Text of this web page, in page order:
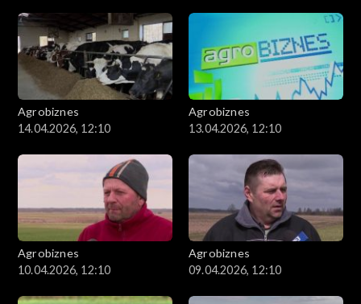
Agrobiznes
14.04.2026, 12:10
Agrobiznes
13.04.2026, 12:10
Agrobiznes
10.04.2026, 12:10
Agrobiznes
09.04.2026, 12:10